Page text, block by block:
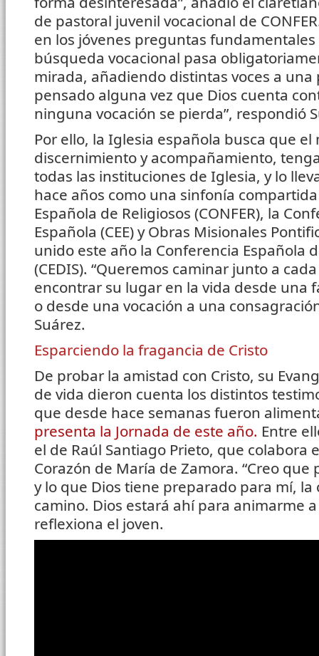
de pastoral juvenil vocacional de
en los jóvenes preguntas
búsqueda vocacional pasa
mirada, añadiendo distintas voces a
pensado alguna vez que Dios cuenta
ninguna vocación se pierda”, respondió
Por ello, la Iglesia española busca que
discernimiento y acompañamiento,
todas las instituciones de Iglesia, y lo
hace años como una sinfonía
Española de Religiosos (CONFER), la
Española (CEE) y Obras Misionales
unido este año la Conferencia Española
(CEDIS). “Queremos caminar junto a
encontrar su lugar en la vida desde una
o desde una vocación a una
Suárez.
Esparciendo la fragancia de Cristo
De probar la amistad con Cristo, su
de vida dieron cuenta los distintos
que desde hace semanas fueron
presenta la Jornada de este año. Entre
el de Raúl Santiago Prieto, que colabora
Corazón de María de Zamora. “Creo
y lo que Dios tiene preparado para mí, la
camino. Dios estará ahí para animarme
reflexiona el joven.